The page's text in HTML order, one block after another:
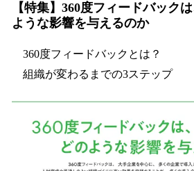
【特集】360度フィードバック
ような影響を与えるのか
360度フィードバックとは？
組織が変わるまでの3ステップ